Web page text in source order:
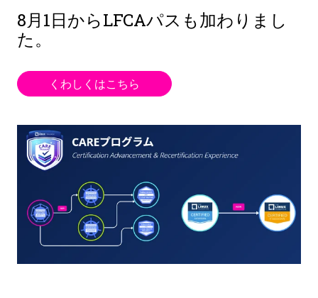
8月1日からLFCAパスも加わりまし
た。
くわしくはこちら